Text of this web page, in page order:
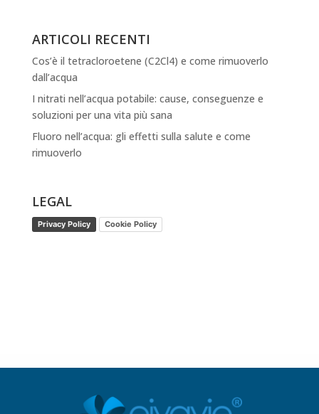
ARTICOLI RECENTI
Cos’è il tetracloroetene (C2Cl4) e come rimuoverlo
dall’acqua
I nitrati nell’acqua potabile: cause, conseguenze e
soluzioni per una vita più sana
Fluoro nell’acqua: gli effetti sulla salute e come
rimuoverlo
LEGAL
Privacy Policy Cookie Policy